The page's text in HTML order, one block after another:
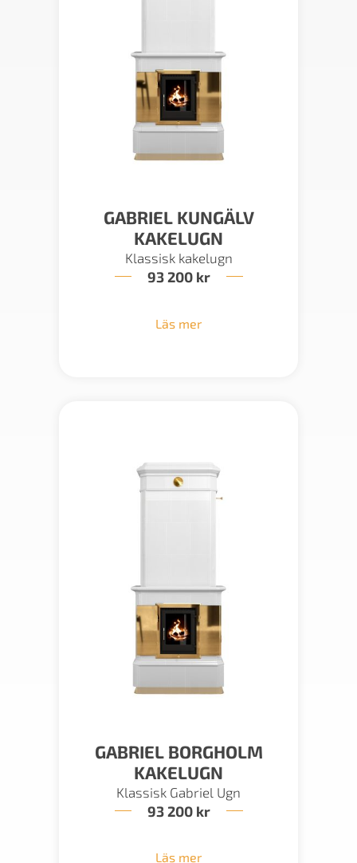
GABRIEL KUNGÄLV
KAKELUGN
Klassisk kakelugn
93 200 kr
Läs mer
GABRIEL BORGHOLM
KAKELUGN
Klassisk Gabriel Ugn
93 200 kr
Läs mer